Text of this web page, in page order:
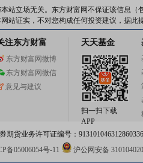
站立场无关。东方财富网不保证该信息
站证实，不对您构成任何投资建议，据此
注东方财富
东方财富网微博
东方财富网微信
意见与建议
天天基金
扫一扫下载
APP
货业务许可证编号：
备05006054号-11 沪公网安备